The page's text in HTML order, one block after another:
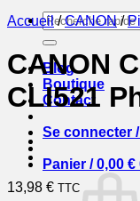
Recherche
pour :
Blog
Boutique
Contact
Se connecter
Panier /0,00 €
Accueil / CANON /
CANON
CLI521
13,98 € TTC